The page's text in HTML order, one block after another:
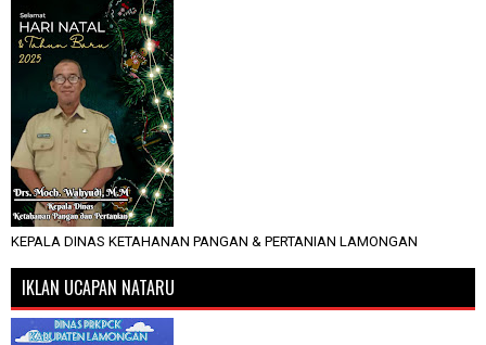
KEPALA DINAS KETAHANAN PANGAN & PERTANIAN LAMONGAN
IKLAN UCAPAN NATARU